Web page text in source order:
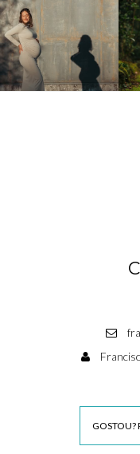
GOSTOU?